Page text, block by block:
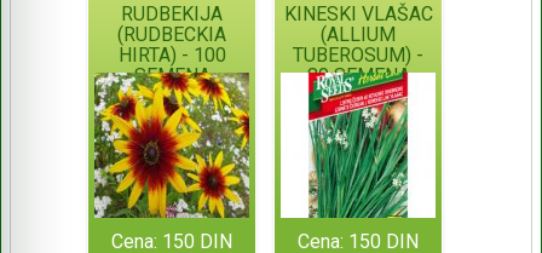
RUDBEKIJA
(RUDBECKIA
HIRTA) - 100
SEMENA
Cena: 150 DIN
KINESKI VLAŠAC
(ALLIUM
TUBEROSUM) -
80 SEMENA
Cena: 150 DIN